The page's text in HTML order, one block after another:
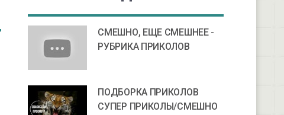
СМЕШНО, ЕЩЕ СМЕШНЕЕ -
РУБРИКА ПРИКОЛОВ
ПОДБОРКА ПРИКОЛОВ
СУПЕР ПРИКОЛЫ/СМЕШНО